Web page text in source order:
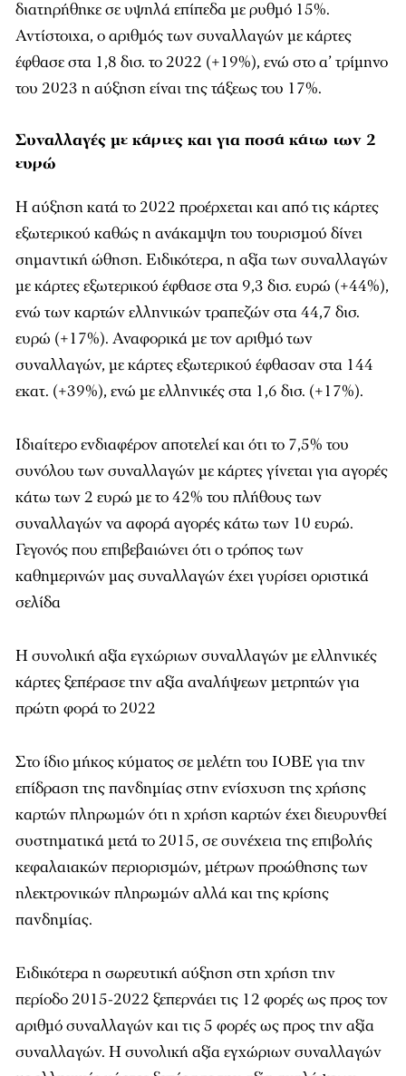
διατηρήθηκε σε υψηλά επίπεδα με ρυθμό 15%.
Αντίστοιχα, ο αριθμός των συναλλαγών με κάρτες
έφθασε στα 1,8 δισ. το 2022 (+19%), ενώ στο α’ τρίμηνο
του 2023 η αύξηση είναι της τάξεως του 17%.
Συναλλαγές με κάρτες και για ποσά κάτω των 2
ευρώ
Η αύξηση κατά το 2022 προέρχεται και από τις κάρτες
εξωτερικού καθώς η ανάκαμψη του τουρισμού δίνει
σημαντική ώθηση. Ειδικότερα, η αξία των συναλλαγών
με κάρτες εξωτερικού έφθασε στα 9,3 δισ. ευρώ (+44%),
ενώ των καρτών ελληνικών τραπεζών στα 44,7 δισ.
ευρώ (+17%). Αναφορικά με τον αριθμό των
συναλλαγών, με κάρτες εξωτερικού έφθασαν στα 144
εκατ. (+39%), ενώ με ελληνικές στα 1,6 δισ. (+17%).
Ιδιαίτερο ενδιαφέρον αποτελεί και ότι το 7,5% του
συνόλου των συναλλαγών με κάρτες γίνεται για αγορές
κάτω των 2 ευρώ με το 42% του πλήθους των
συναλλαγών να αφορά αγορές κάτω των 10 ευρώ.
Γεγονός που επιβεβαιώνει ότι ο τρόπος των
καθημερινών μας συναλλαγών έχει γυρίσει οριστικά
σελίδα
Η συνολική αξία εγχώριων συναλλαγών με ελληνικές
κάρτες ξεπέρασε την αξία αναλήψεων μετρητών για
πρώτη φορά το 2022
Στο ίδιο μήκος κύματος σε μελέτη του ΙΟΒΕ για την
επίδραση της πανδημίας στην ενίσχυση της χρήσης
καρτών πληρωμών ότι η χρήση καρτών έχει διευρυνθεί
συστηματικά μετά το 2015, σε συνέχεια της επιβολής
κεφαλαιακών περιορισμών, μέτρων προώθησης των
ηλεκτρονικών πληρωμών αλλά και της κρίσης
πανδημίας.
Ειδικότερα η σωρευτική αύξηση στη χρήση την
περίοδο 2015-2022 ξεπερνάει τις 12 φορές ως προς τον
αριθμό συναλλαγών και τις 5 φορές ως προς την αξία
συναλλαγών. Η συνολική αξία εγχώριων συναλλαγών